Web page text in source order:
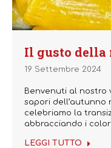
Il gusto della
19 Settembre 2024
Benvenuti al nostro
sapori dell’autunno
celebriamo la
abbracciando i
LEGGI TUTTO